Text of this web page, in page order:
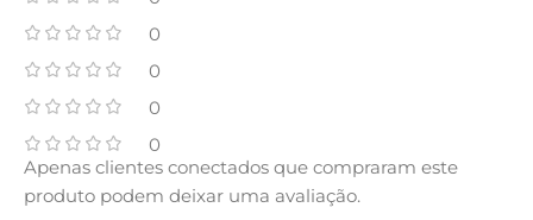
0
0
0
0
Apenas clientes conectados que compraram este
produto podem deixar uma avaliação.